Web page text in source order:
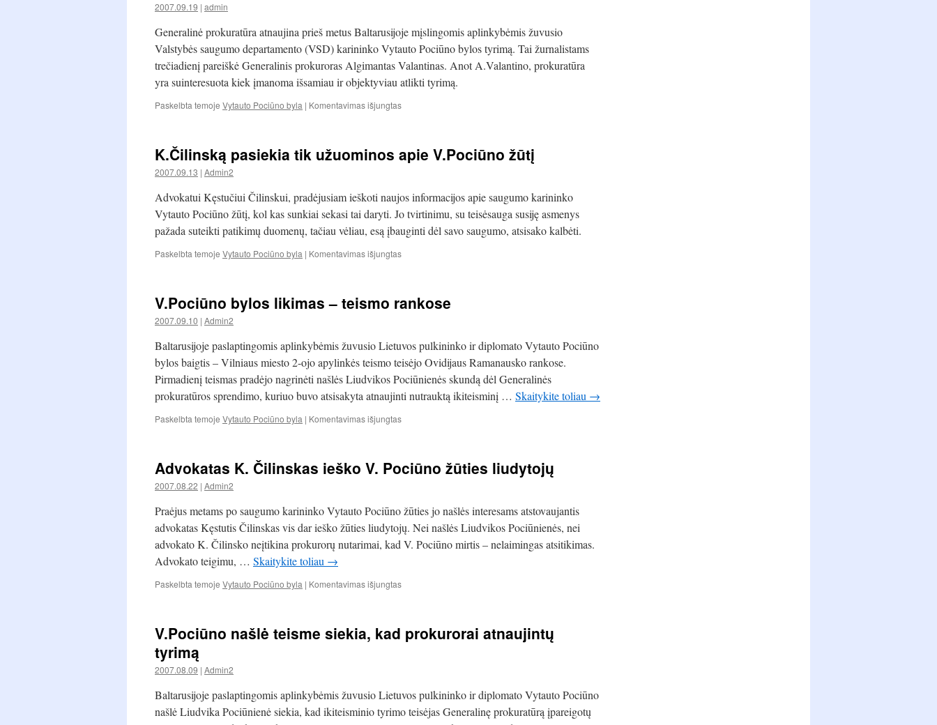
turi)
palaikyti
versiją,
jog
V.Pociūnas
žuvo
2007.09.19 | admin
Generalinė prokuratūra atnaujina prieš metus Baltarusijoje mįslingomis aplinkybėmis žuvusio
Valstybės saugumo departamento (VSD) karininko Vytauto Pociūno bylos tyrimą. Tai žurnalistams
trečiadienį pareiškė Generalinis prokuroras Algimantas Valantinas. Anot A.Valantino, prokuratūra
yra suinteresuota kiek įmanoma išsamiau ir objektyviau atlikti tyrimą.
Paskelbta temoje Vytauto Pociūno byla | Komentavimas išjungtasįraše
žūties
tyrimą
K.Čilinską pasiekia tik užuominos apie V.Pociūno žūtį
2007.09.13 | Admin2
Advokatui Kęstučiui Čilinskui, pradėjusiam ieškoti naujos informacijos apie saugumo karininko
Vytauto Pociūno žūtį, kol kas sunkiai sekasi tai daryti. Jo tvirtinimu, su teisėsauga susiję asmenys
pažada suteikti patikimų duomenų, tačiau vėliau, esą įbauginti dėl savo saugumo, atsisako kalbėti.
Paskelbta temoje Vytauto Pociūno byla | Komentavimas išjungtasįraše
užuominos
V.Pociūno bylos likimas – teismo rankose
2007.09.10 | Admin2
Baltarusijoje paslaptingomis aplinkybėmis žuvusio Lietuvos pulkininko ir diplomato Vytauto Pociūno
bylos baigtis – Vilniaus miesto 2-ojo apylinkės teismo teisėjo Ovidijaus Ramanausko rankose.
Pirmadienį teismas pradėjo nagrinėti našlės Liudvikos Pociūnienės skundą dėl Generalinės
prokuratūros sprendimo, kuriuo buvo atsisakyta atnaujinti nutrauktą ikiteisminį … Skaitykite toliau →
Paskelbta temoje Vytauto Pociūno byla | Komentavimas išjungtasįraše
–
Advokatas K. Čilinskas ieško V. Pociūno žūties liudytojų
2007.08.22 | Admin2
Praėjus metams po saugumo karininko Vytauto Pociūno žūties jo našlės interesams atstovaujantis
advokatas Kęstutis Čilinskas vis dar ieško žūties liudytojų. Nei našlės Liudvikos Pociūnienės, nei
advokato K. Čilinsko neįtikina prokurorų nutarimai, kad V. Pociūno mirtis – nelaimingas atsitikimas.
Advokato teigimu, … Skaitykite toliau →
Paskelbta temoje Vytauto Pociūno byla | Komentavimas išjungtasįraše
ieško
V.
V.Pociūno našlė teisme siekia, kad prokurorai atnaujintų
tyrimą
2007.08.09 | Admin2
Baltarusijoje paslaptingomis aplinkybėmis žuvusio Lietuvos pulkininko ir diplomato Vytauto Pociūno
našlė Liudvika Pociūnienė siekia, kad ikiteisminio tyrimo teisėjas Generalinę prokuratūrą įpareigotų